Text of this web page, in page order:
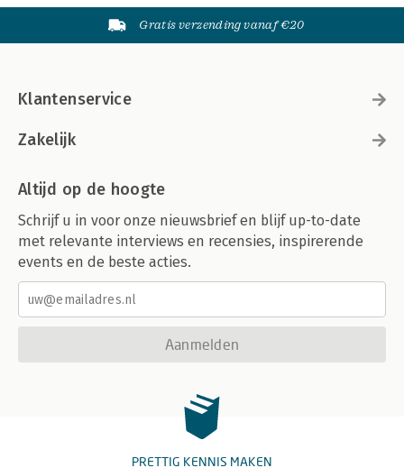
Gratis verzending vanaf €20
Klantenservice
Zakelijk
Altijd op de hoogte
Schrijf u in voor onze nieuwsbrief en blijf up-to-date
met relevante interviews en recensies, inspirerende
events en de beste acties.
Aanmelden
PRETTIG KENNIS MAKEN